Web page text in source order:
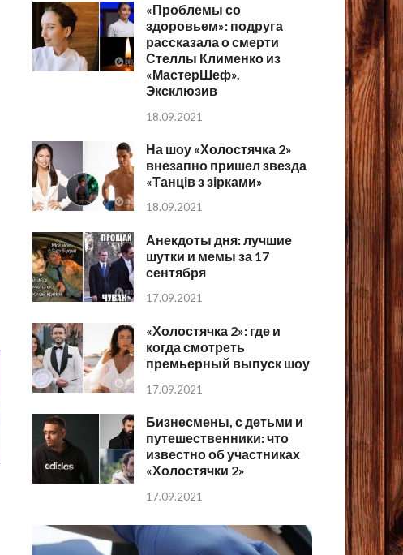
«Проблемы со
здоровьем»: подруга
рассказала о смерти
Стеллы Клименко из
«МастерШеф».
Эксклюзив
18.09.2021
На шоу «Холостячка 2»
внезапно пришел звезда
«Танців з зірками»
18.09.2021
Анекдоты дня: лучшие
шутки и мемы за 17
сентября
17.09.2021
«Холостячка 2»: где и
когда смотреть
премьерный выпуск шоу
17.09.2021
Бизнесмены, с детьми и
путешественники: что
известно об участниках
«Холостячки 2»
17.09.2021